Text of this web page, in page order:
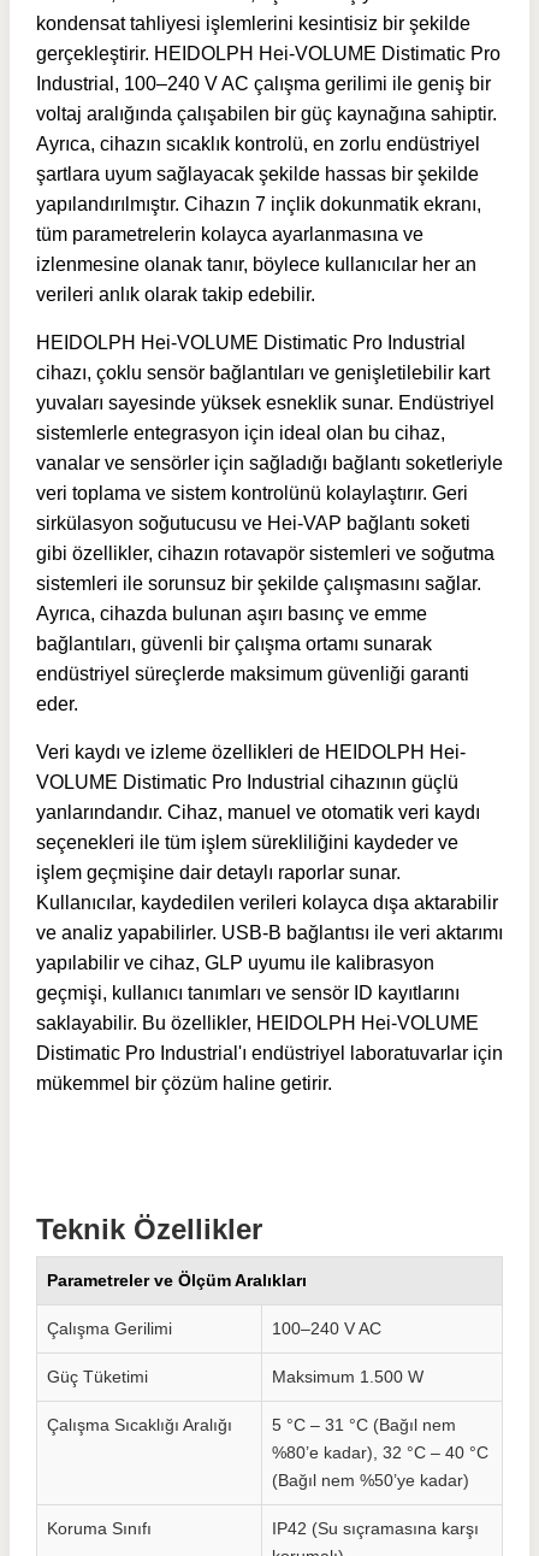
kondensat tahliyesi işlemlerini kesintisiz bir şekilde
gerçekleştirir. HEIDOLPH Hei-VOLUME Distimatic Pro
Industrial, 100–240 V AC çalışma gerilimi ile geniş bir
voltaj aralığında çalışabilen bir güç kaynağına sahiptir.
Ayrıca, cihazın sıcaklık kontrolü, en zorlu endüstriyel
şartlara uyum sağlayacak şekilde hassas bir şekilde
yapılandırılmıştır. Cihazın 7 inçlik dokunmatik ekranı,
tüm parametrelerin kolayca ayarlanmasına ve
izlenmesine olanak tanır, böylece kullanıcılar her an
verileri anlık olarak takip edebilir.
HEIDOLPH Hei-VOLUME Distimatic Pro Industrial
cihazı, çoklu sensör bağlantıları ve genişletilebilir kart
yuvaları sayesinde yüksek esneklik sunar. Endüstriyel
sistemlerle entegrasyon için ideal olan bu cihaz,
vanalar ve sensörler için sağladığı bağlantı soketleriyle
veri toplama ve sistem kontrolünü kolaylaştırır. Geri
sirkülasyon soğutucusu ve Hei-VAP bağlantı soketi
gibi özellikler, cihazın rotavapör sistemleri ve soğutma
sistemleri ile sorunsuz bir şekilde çalışmasını sağlar.
Ayrıca, cihazda bulunan aşırı basınç ve emme
bağlantıları, güvenli bir çalışma ortamı sunarak
endüstriyel süreçlerde maksimum güvenliği garanti
eder.
Veri kaydı ve izleme özellikleri de HEIDOLPH Hei-
VOLUME Distimatic Pro Industrial cihazının güçlü
yanlarındandır. Cihaz, manuel ve otomatik veri kaydı
seçenekleri ile tüm işlem sürekliliğini kaydeder ve
işlem geçmişine dair detaylı raporlar sunar.
Kullanıcılar, kaydedilen verileri kolayca dışa aktarabilir
ve analiz yapabilirler. USB-B bağlantısı ile veri aktarımı
yapılabilir ve cihaz, GLP uyumu ile kalibrasyon
geçmişi, kullanıcı tanımları ve sensör ID kayıtlarını
saklayabilir. Bu özellikler, HEIDOLPH Hei-VOLUME
Distimatic Pro Industrial'ı endüstriyel laboratuvarlar için
mükemmel bir çözüm haline getirir.
Teknik Özellikler
Parametreler ve Ölçüm Aralıkları
Çalışma Gerilimi 100–240 V AC
Güç Tüketimi Maksimum 1.500 W
Çalışma Sıcaklığı Aralığı
5 °C – 31 °C (Bağıl nem
%80’e kadar), 32 °C – 40 °C
(Bağıl nem %50’ye kadar)
Koruma Sınıfı
IP42 (Su sıçramasına karşı